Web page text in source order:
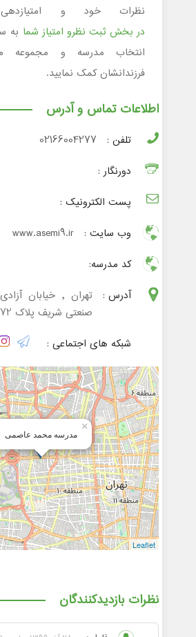
نظرات خود و
در بخش ثبت نظرو امتیاز شما به
انتخاب مدرسه و مجموعه
فرزندانشان کمک نمایید.
اطلاعات تماس و آدرس
تلفن :
02166004277
دورنگار :
پست الکترونیک :
وب سایت :
www.asemi9.ir
کد مدرسه:
آدرس :
تهران , خیابان
صنعتی شریف پلاک 472
شبکه های اجتماعی :
مدرسه محمد عاصمی
×
Leaflet
نظرات بازدیدکنندگان